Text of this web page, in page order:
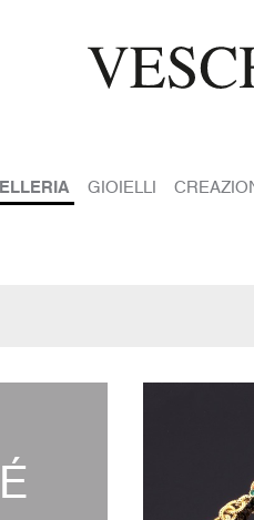
GIOIELLI